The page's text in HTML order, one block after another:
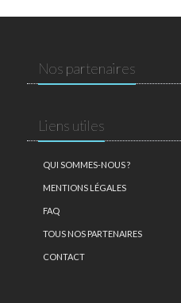
Nos partenaires
Liens utiles
QUI SOMMES-NOUS ?
MENTIONS LÉGALES
FAQ
TOUS NOS PARTENAIRES
CONTACT